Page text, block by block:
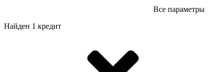
Все параметры
Найден 1 кредит